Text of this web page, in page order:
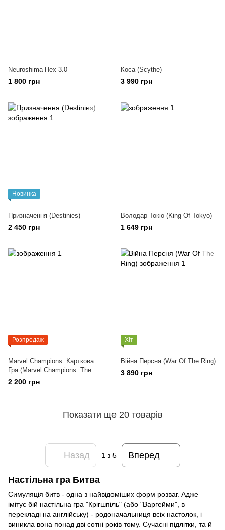
Neuroshima Hex 3.0
1 800 грн
Коса (Scythe)
3 990 грн
Новинка
Призначення (Destinies)
2 450 грн
Володар Токіо (King Of Tokyo)
1 649 грн
Розпродаж
Marvel Champions: Карткова
Гра (Marvel Champions: The
Card Game)
2 200 грн
Хіт
Війна Персня (War Of The Ring)
3 890 грн
Показати ще 20 товарів
Назад 1 з 5 Вперед
Настільна гра Битва
Симуляція битв - одна з найвідоміших форм розваг. Адже
імітує бій настільна гра "Крігшпіль" (або "Варгейми", в
перекладі на англійську) - родоначальниця всіх настолок, і
виникла вона понад дві сотні років тому. Сучасні підлітки, та й